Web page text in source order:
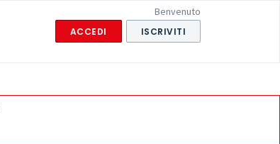
Benvenuto
ACCEDI ISCRIVITI